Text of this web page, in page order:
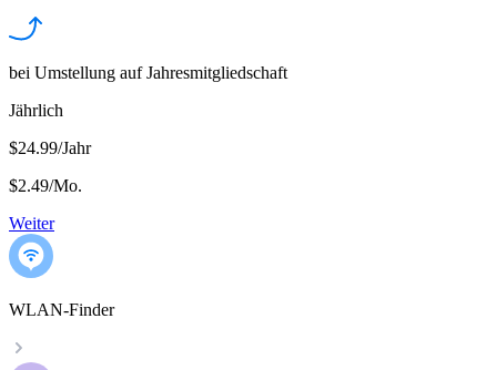
bei Umstellung auf Jahresmitgliedschaft
Jährlich
$24.99/Jahr
$2.49/Mo.
Weiter
WLAN-Finder